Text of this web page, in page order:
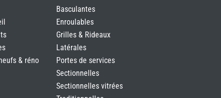
& réno
Basculantes
Enroulables
Grilles & Rideaux
Latérales
Portes de services
Sectionnelles
Sectionnelles vitrées